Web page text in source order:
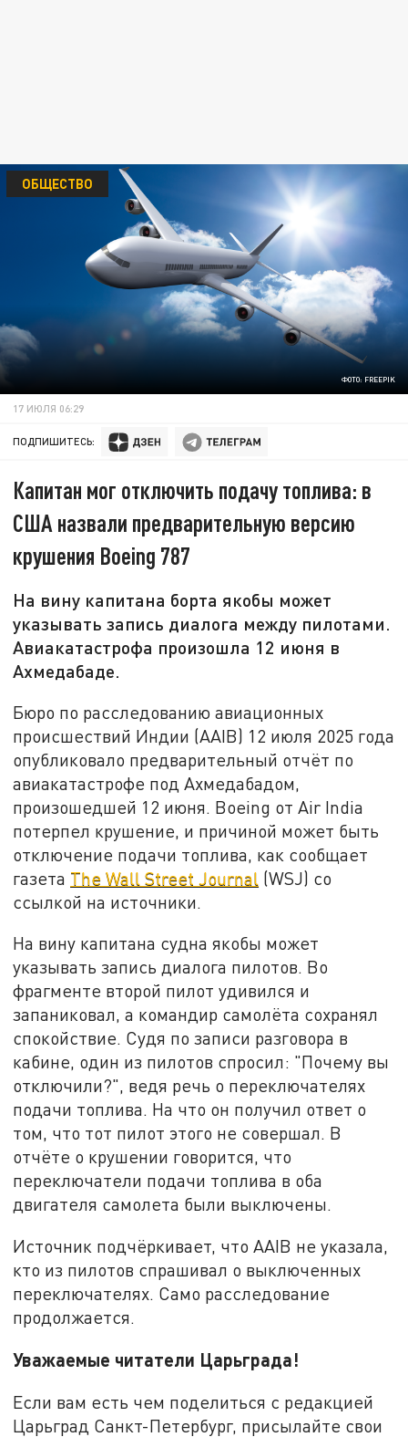
ФОТО: FREEPIK
ОБЩЕСТВО
17 ИЮЛЯ 06:29
ПОДПИШИТЕСЬ:
Капитан мог отключить подачу топлива: в
США назвали предварительную версию
крушения Boeing 787
На вину капитана борта якобы может
указывать запись диалога между пилотами.
Авиакатастрофа произошла 12 июня в
Ахмедабаде.
Бюро по расследованию авиационных
происшествий Индии (AAIB) 12 июля 2025 года
опубликовало предварительный отчёт по
авиакатастрофе под Ахмедабадом,
произошедшей 12 июня. Boeing от Air India
потерпел крушение, и причиной может быть
отключение подачи топлива, как сообщает
газета The Wall Street Journal (WSJ) со
ссылкой на источники.
На вину капитана судна якобы может
указывать запись диалога пилотов. Во
фрагменте второй пилот удивился и
запаниковал, а командир самолёта сохранял
спокойствие. Судя по записи разговора в
кабине, один из пилотов спросил: "Почему вы
отключили?", ведя речь о переключателях
подачи топлива. На что он получил ответ о
том, что тот пилот этого не совершал. В
отчёте о крушении говорится, что
переключатели подачи топлива в оба
двигателя самолета были выключены.
Источник подчёркивает, что AAIB не указала,
кто из пилотов спрашивал о выключенных
переключателях. Само расследование
продолжается.
Уважаемые читатели Царьграда!
Если вам есть чем поделиться с редакцией
Царьград Санкт-Петербург, присылайте свои